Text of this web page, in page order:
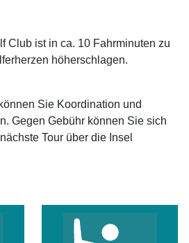
Club ist in ca. 10 Fahrminuten zu
höherschlagen.
Sie Koordination und
Gegen Gebühr können Sie sich
Tour über die Insel